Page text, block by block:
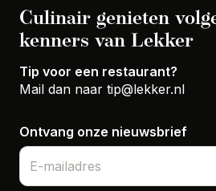
Culinair genieten
kenners van Lekker
Tip voor een restaurant?
Mail dan naar tip@lekker.nl
Ontvang onze nieuwsbrief